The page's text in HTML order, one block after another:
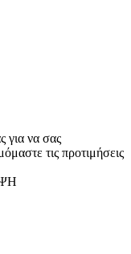
για να σας
τις προτιμήσεις